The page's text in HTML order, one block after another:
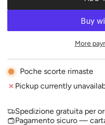
i
c
More
Poche scorte rimaste
Pickup currently
Spedizione gratuita per
Pagamento sicuro —